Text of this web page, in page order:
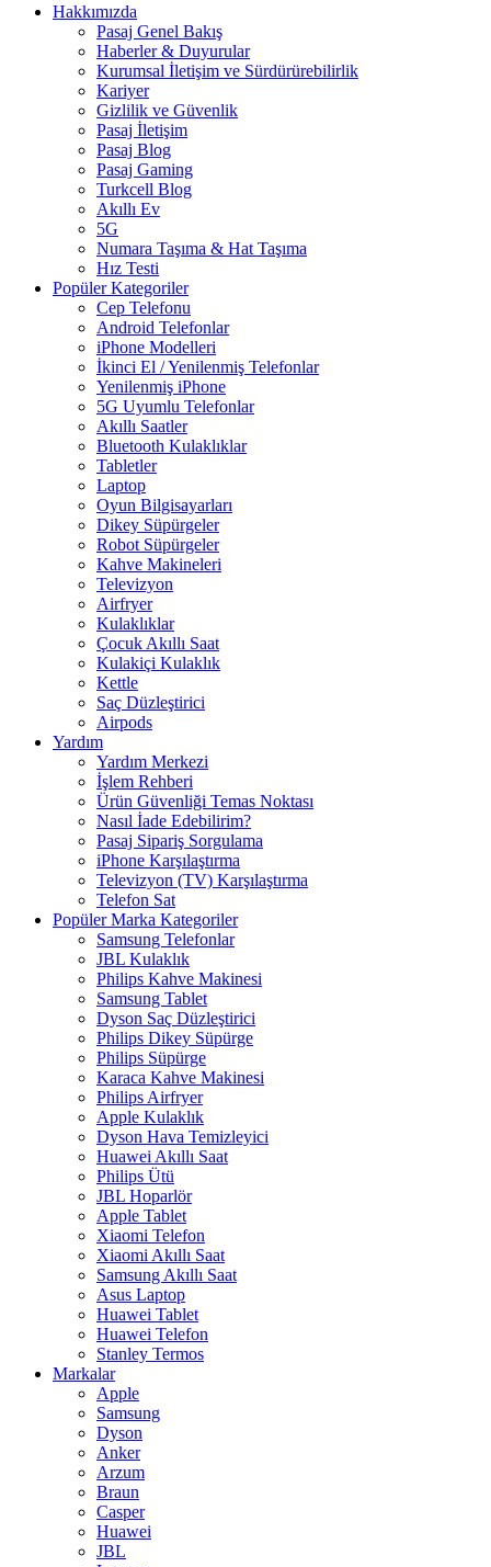
Hakkımızda
Pasaj Genel Bakış
Haberler & Duyurular
Kurumsal İletişim ve Sürdürürebilirlik
Kariyer
Gizlilik ve Güvenlik
Pasaj İletişim
Pasaj Blog
Pasaj Gaming
Turkcell Blog
Akıllı Ev
5G
Numara Taşıma & Hat Taşıma
Hız Testi
Popüler Kategoriler
Cep Telefonu
Android Telefonlar
iPhone Modelleri
İkinci El / Yenilenmiş Telefonlar
Yenilenmiş iPhone
5G Uyumlu Telefonlar
Akıllı Saatler
Bluetooth Kulaklıklar
Tabletler
Laptop
Oyun Bilgisayarları
Dikey Süpürgeler
Robot Süpürgeler
Kahve Makineleri
Televizyon
Airfryer
Kulaklıklar
Çocuk Akıllı Saat
Kulakiçi Kulaklık
Kettle
Saç Düzleştirici
Airpods
Yardım
Yardım Merkezi
İşlem Rehberi
Ürün Güvenliği Temas Noktası
Nasıl İade Edebilirim?
Pasaj Sipariş Sorgulama
iPhone Karşılaştırma
Televizyon (TV) Karşılaştırma
Telefon Sat
Popüler Marka Kategoriler
Samsung Telefonlar
JBL Kulaklık
Philips Kahve Makinesi
Samsung Tablet
Dyson Saç Düzleştirici
Philips Dikey Süpürge
Philips Süpürge
Karaca Kahve Makinesi
Philips Airfryer
Apple Kulaklık
Dyson Hava Temizleyici
Huawei Akıllı Saat
Philips Ütü
JBL Hoparlör
Apple Tablet
Xiaomi Telefon
Xiaomi Akıllı Saat
Samsung Akıllı Saat
Asus Laptop
Huawei Tablet
Huawei Telefon
Stanley Termos
Markalar
Apple
Samsung
Dyson
Anker
Arzum
Braun
Casper
Huawei
JBL